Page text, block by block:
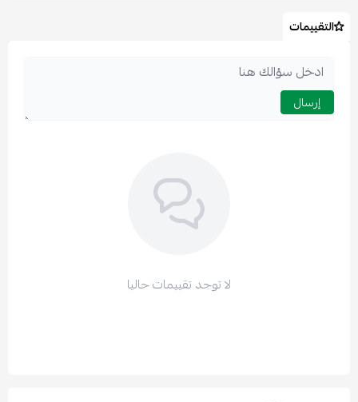
التقييمات
إرسال
لا توجد تقييمات حاليا